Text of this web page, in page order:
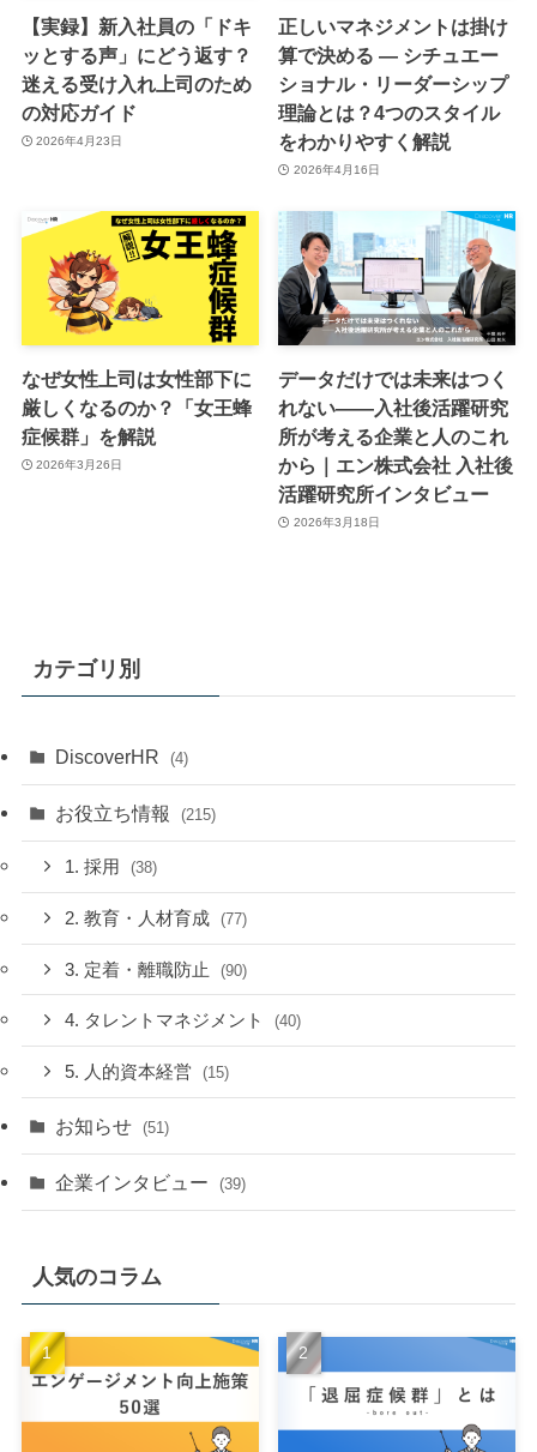
【実録】新入社員の「ドキ
ッとする声」にどう返す？
迷える受け入れ上司のため
の対応ガイド
2026年4月23日
正しいマネジメントは掛け
算で決める ― シチュエー
ショナル・リーダーシップ
理論とは？4つのスタイル
をわかりやすく解説
2026年4月16日
なぜ女性上司は女性部下に
厳しくなるのか？「女王蜂
症候群」を解説
2026年3月26日
データだけでは未来はつく
れない――入社後活躍研究
所が考える企業と人のこれ
から｜エン株式会社 入社後
活躍研究所インタビュー
2026年3月18日
カテゴリ別
DiscoverHR (4)
お役立ち情報 (215)
1. 採用 (38)
2. 教育・人材育成 (77)
3. 定着・離職防止 (90)
4. タレントマネジメント (40)
5. 人的資本経営 (15)
お知らせ (51)
企業インタビュー (39)
人気のコラム